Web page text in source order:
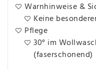
Warnhinweise &
Keine
Pflege
30° im
(faserschonend)